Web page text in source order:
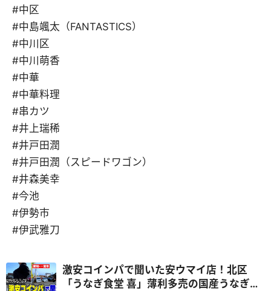
#中区
#中島颯太（FANTASTICS）
#中川区
#中川萌香
#中華
#中華料理
#串カツ
#井上瑞稀
#井戸田潤
#井戸田潤（スピードワゴン）
#井森美幸
#今池
#伊勢市
#伊武雅刀
激安コインパで聞いた安ウマイ店！北区
「うなぎ食堂 喜」薄利多売の国産うなぎ！